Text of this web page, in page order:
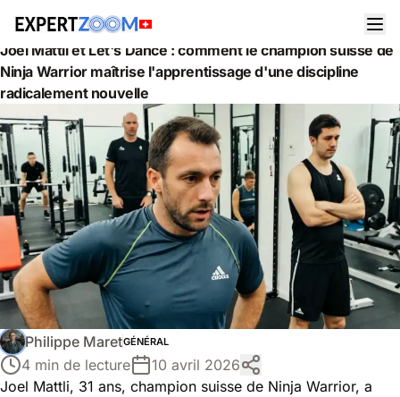
Actualités
Général
Joel Mattli et Let's Dance : comment le champion suisse de
Ninja Warrior maîtrise l'apprentissage d'une discipline
radicalement nouvelle
Philippe MaretGÉNÉRAL
4 min de lecture
10 avril 2026
Joel Mattli, 31 ans, champion suisse de Ninja Warrior, a